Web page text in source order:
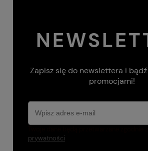
Zapisz się do newslettera i
promocjami!
prywatności